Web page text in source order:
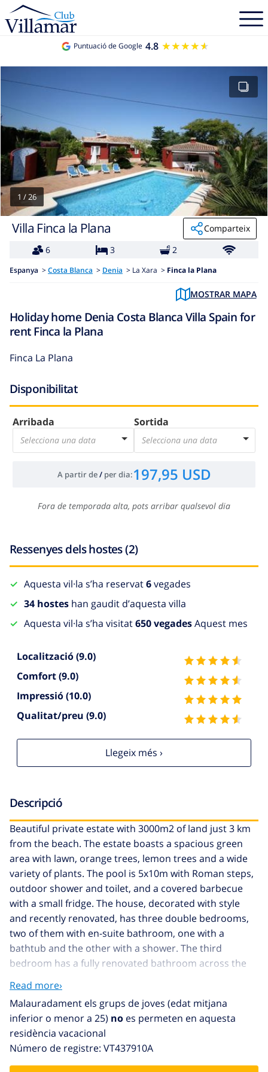
Puntuació de Google 4.8 ★★★★★
★★★★★
1 /26
Villa Finca la Plana
Comparteix
6
3 2
Espanya > Costa Blanca > Denia > La Xara > Finca la Plana
MOSTRAR MAPA
Holiday home Denia Costa Blanca Villa Spain for
rent Finca la Plana
Finca La Plana
Disponibilitat
Arribada
Selecciona una data
Sortida
Selecciona una data
A partir de/ per dia:197,95 USD
Fora de temporada alta, pots arribar qualsevol dia
Ressenyes dels hostes (2)
Aquesta vil·la s’ha reservat6vegades
34 hostes han gaudit d’aquesta villa
Aquesta vil·la s’ha visitat650 vegadesAquest mes
Localització(9.0)
Comfort(9.0)
Impressió(10.0)
Qualitat/preu (9.0)
Llegeix més ›
Descripció
Beautiful private estate with 3000m2 of land just 3 km
from the beach. The estate boasts a spacious green
area with lawn, orange trees, lemon trees and a wide
variety of plants. The pool is 5x10m with Roman steps,
outdoor shower and toilet, and a covered barbecue
with a small fridge. The house, decorated with style
and recently renovated, has three double bedrooms,
two of them with en-suite bathroom, one with a
bathtub and the other with a shower. The third
bedroom has a fully renovated bathroom across the
hall. All three bedrooms have air conditioning. The
living room has satellite TV and access to a covered
terrace. The villa has pellet heating and also has a
wood-burning fireplace to warm up during the coldest
months. The independent kitchen has a dishwasher,
oven, microwave, toaster... everything you need for the
kitchen. As for parking, the estate has two covered
Read more›
Malauradament els grups de joves (edat mitjana
inferior o menor a 25) no es permeten en aquesta
residència vacacional
Número de registre: VT437910A